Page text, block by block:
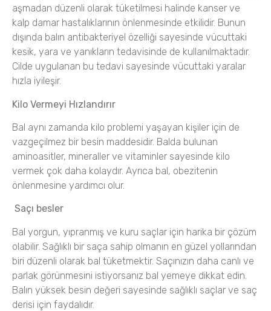
aşmadan düzenli olarak tüketilmesi halinde kanser ve
kalp damar hastalıklarının önlenmesinde etkilidir. Bunun
dışında balın antibakteriyel özelliği sayesinde vücuttaki
kesik, yara ve yanıkların tedavisinde de kullanılmaktadır.
Cilde uygulanan bu tedavi sayesinde vücuttaki yaralar
hızla iyileşir.
Kilo Vermeyi Hızlandırır
Bal aynı zamanda kilo problemi yaşayan kişiler için de
vazgeçilmez bir besin maddesidir. Balda bulunan
aminoasitler, mineraller ve vitaminler sayesinde kilo
vermek çok daha kolaydır. Ayrıca bal, obezitenin
önlenmesine yardımcı olur.
Saçı besler
Bal yorgun, yıpranmış ve kuru saçlar için harika bir çözüm
olabilir. Sağlıklı bir saça sahip olmanın en güzel yollarından
biri düzenli olarak bal tüketmektir. Saçınızın daha canlı ve
parlak görünmesini istiyorsanız bal yemeye dikkat edin.
Balın yüksek besin değeri sayesinde sağlıklı saçlar ve saç
derisi için faydalıdır.